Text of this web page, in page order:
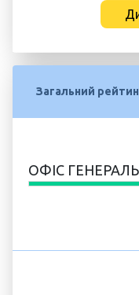
Загальний
ОФІС